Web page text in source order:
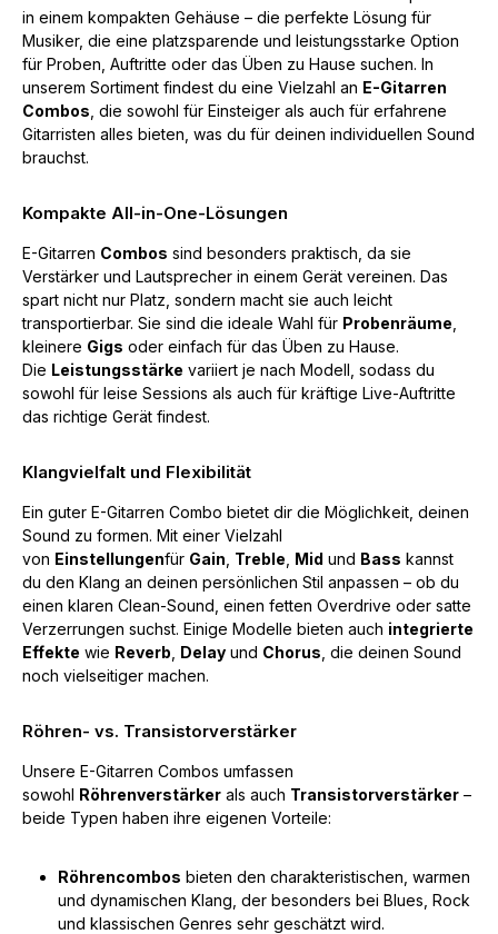
in einem kompakten Gehäuse – die perfekte Lösung für
Musiker, die eine platzsparende und leistungsstarke Option
für Proben, Auftritte oder das Üben zu Hause suchen. In
unserem Sortiment findest du eine Vielzahl an E-Gitarren
Combos , die sowohl für Einsteiger als auch für erfahrene
Gitarristen alles bieten, was du für deinen individuellen Sound
brauchst.
Kompakte All-in-One-Lösungen
E-Gitarren Combos sind besonders praktisch, da sie
Verstärker und Lautsprecher in einem Gerät vereinen. Das
spart nicht nur Platz, sondern macht sie auch leicht
transportierbar. Sie sind die ideale Wahl für Probenräume
kleinere Gigs oder einfach für das Üben zu Hause.
Die Leistungsstärke variiert je nach Modell, sodass du
sowohl für leise Sessions als auch für kräftige Live-Auftritte
das richtige Gerät findest.
Klangvielfalt und Flexibilität
Ein guter E-Gitarren Combo bietet dir die Möglichkeit, deinen
Sound zu formen. Mit einer Vielzahl
von Einstellungenfür Gain Treble Mid und Bass kannst
du den Klang an deinen persönlichen Stil anpassen – ob du
einen klaren Clean-Sound, einen fetten Overdrive oder satte
Verzerrungen suchst. Einige Modelle bieten auch integrierte
Effekte wie Reverb Delay und Chorus , die deinen Sound
noch vielseitiger machen.
Röhren- vs. Transistorverstärker
Unsere E-Gitarren Combos umfassen
sowohl Röhrenverstärker als auch Transistorverstärker –
beide Typen haben ihre eigenen Vorteile:
Röhrencombos bieten den charakteristischen, warmen
und dynamischen Klang, der besonders bei Blues, Rock
und klassischen Genres sehr geschätzt wird.